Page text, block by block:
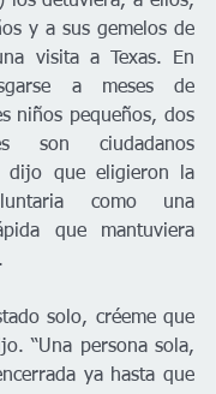
y a sus gemelos de
visita a Texas. En
a meses de
niños pequeños, dos
son ciudadanos
dijo que eligieron la
como una
que mantuviera
solo, créeme que
“Una persona sola,
ya hasta que